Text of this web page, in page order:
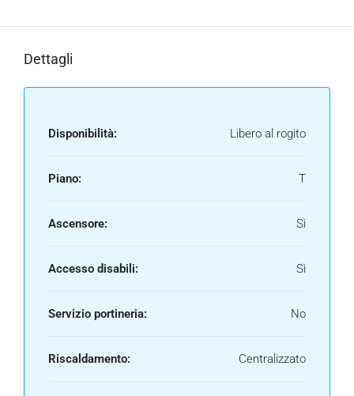
Dettagli
Disponibilità: Libero al rogito
Piano: T
Ascensore: Sì
Accesso disabili: Sì
Servizio portineria: No
Riscaldamento: Centralizzato